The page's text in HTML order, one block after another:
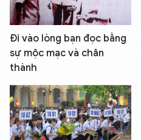
Đi vào lòng bạn đọc bằng
sự mộc mạc và chân
thành